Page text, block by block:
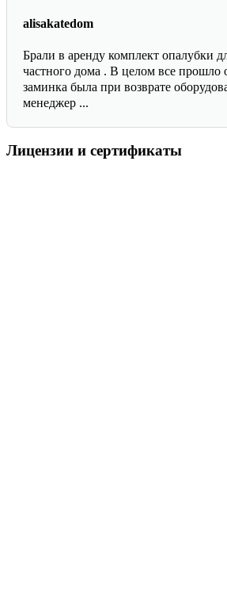
alisakatedom
Брали в аренду комплект опалубки
частного дома . В целом все прошло
заминка была при возврате
менеджер ...
Лицензии и сертификаты